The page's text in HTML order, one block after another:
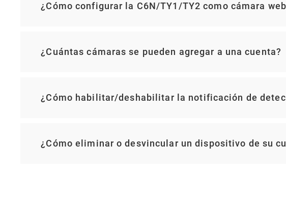
¿Cómo configurar la C6N/TY1/TY2 como cámara
¿Cuántas cámaras se pueden agregar a una cuenta?
¿Cómo habilitar/deshabilitar la notificación de
¿Cómo eliminar o desvincular un dispositivo de su